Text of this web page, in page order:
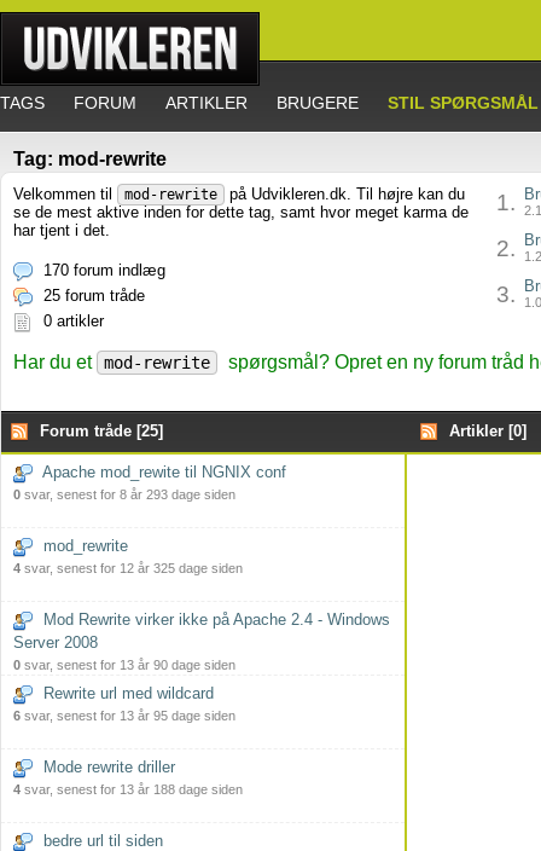
TAGS FORUM ARTIKLER BRUGERE STIL SPØRGSMÅL
Tag: mod-rewrite
Velkommen til mod-rewrite
på Udvikleren.dk. Til højre kan du
se de mest aktive inden for dette tag, samt hvor meget karma de
har tjent i det.
170 forum indlæg
25 forum tråde
0 artikler
1.
2.
3.
Har du et mod-rewrite spørgsmål? Opret en ny forum tråd
Forum tråde [25] Artikler [0]
Apache mod_rewite til NGNIX conf
0 svar, senest for 8 år 293 dage siden
mod_rewrite
4 svar, senest for 12 år 325 dage siden
Mod Rewrite virker ikke på Apache 2.4 - Windows
Server 2008
0 svar, senest for 13 år 90 dage siden
Rewrite url med wildcard
6 svar, senest for 13 år 95 dage siden
Mode rewrite driller
4 svar, senest for 13 år 188 dage siden
bedre url til siden